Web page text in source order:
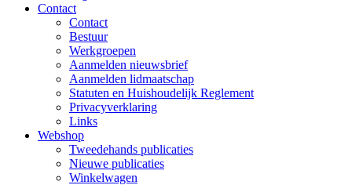
Contact
Contact
Bestuur
Werkgroepen
Aanmelden nieuwsbrief
Aanmelden lidmaatschap
Statuten en Huishoudelijk Reglement
Privacyverklaring
Links
Webshop
Tweedehands publicaties
Nieuwe publicaties
Winkelwagen